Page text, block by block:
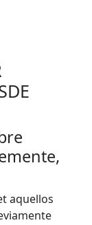
aquellos